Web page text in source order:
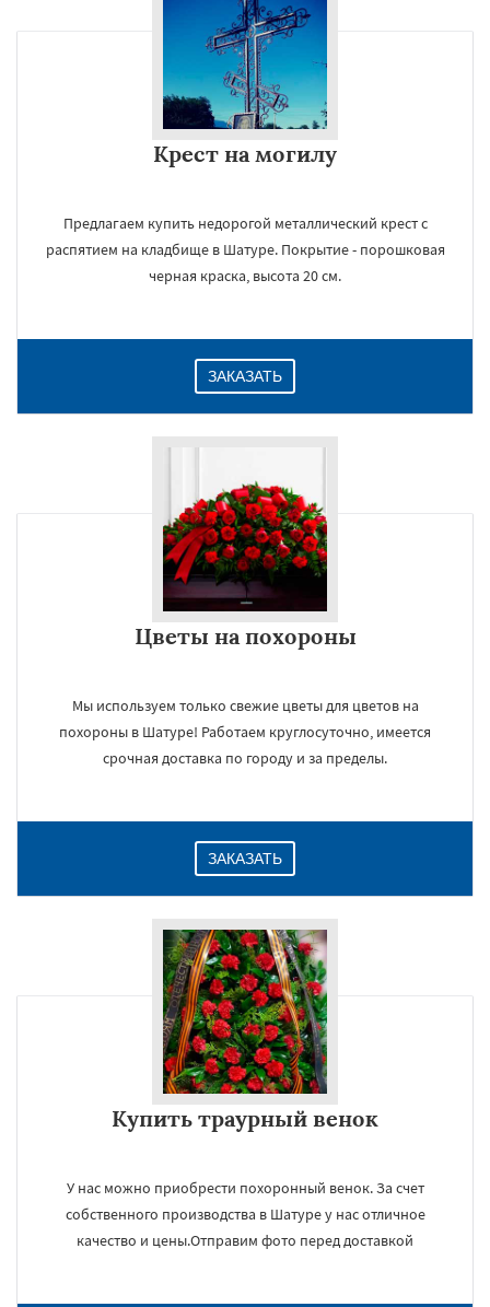
Крест на могилу
Предлагаем купить недорогой металлический крест с
распятием на кладбище в Шатуре. Покрытие - порошковая
черная краска, высота 20 см.
ЗАКАЗАТЬ
Цветы на похороны
Мы используем только свежие цветы для цветов на
похороны в Шатуре! Работаем круглосуточно, имеется
срочная доставка по городу и за пределы.
ЗАКАЗАТЬ
Купить траурный венок
У нас можно приобрести похоронный венок. За счет
собственного производства в Шатуре у нас отличное
качество и цены.Отправим фото перед доставкой